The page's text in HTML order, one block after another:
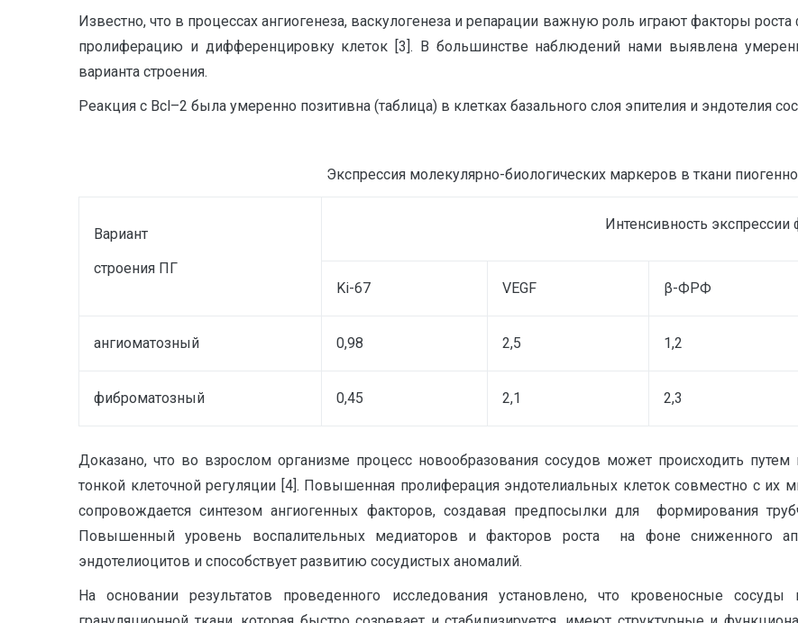
Известно, что в процессах ангиогенеза, васкулогенеза и репарации важную роль играют факторы
пролиферацию и дифференцировку клеток [3]. В большинстве наблюдений нами выявлена
варианта строения.
Реакция с Вcl–2 была умеренно позитивна (таблица) в клетках базального слоя эпителия и эндотелия
Экспрессия молекулярно-биологических маркеров в ткани
Вариант
строения ПГ
Интенсивность экспрессии
Ki-67 VEGF β-ФРФ
ангиоматозный 0,98 2,5 1,2
фиброматозный 0,45 2,1 2,3
Доказано, что во взрослом организме процесс новообразования сосудов может происходить путем
тонкой клеточной регуляции [4]. Повышенная пролиферация эндотелиальных клеток совместно с их
сопровождается синтезом ангиогенных факторов, создавая предпосылки для формирования
Повышенный уровень воспалительных медиаторов и факторов роста на фоне сниженного
эндотелиоцитов и способствует развитию сосудистых аномалий.
На основании результатов проведенного исследования установлено, что кровеносные